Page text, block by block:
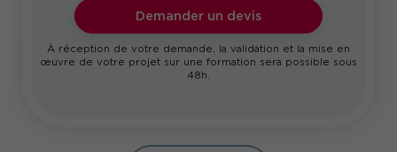
Demander un devis
À réception de votre demande, la validation et la mise en
œuvre de votre projet sur une formation sera possible sous
48h.